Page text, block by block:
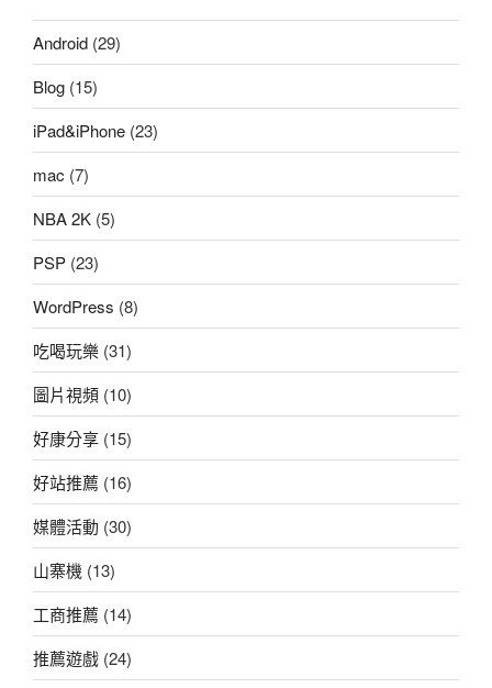
Android (29)
Blog (15)
iPad&iPhone (23)
mac (7)
NBA 2K (5)
PSP (23)
WordPress (8)
吃喝玩樂 (31)
圖片視頻 (10)
好康分享 (15)
好站推薦 (16)
媒體活動 (30)
山寨機 (13)
工商推薦 (14)
推薦遊戲 (24)